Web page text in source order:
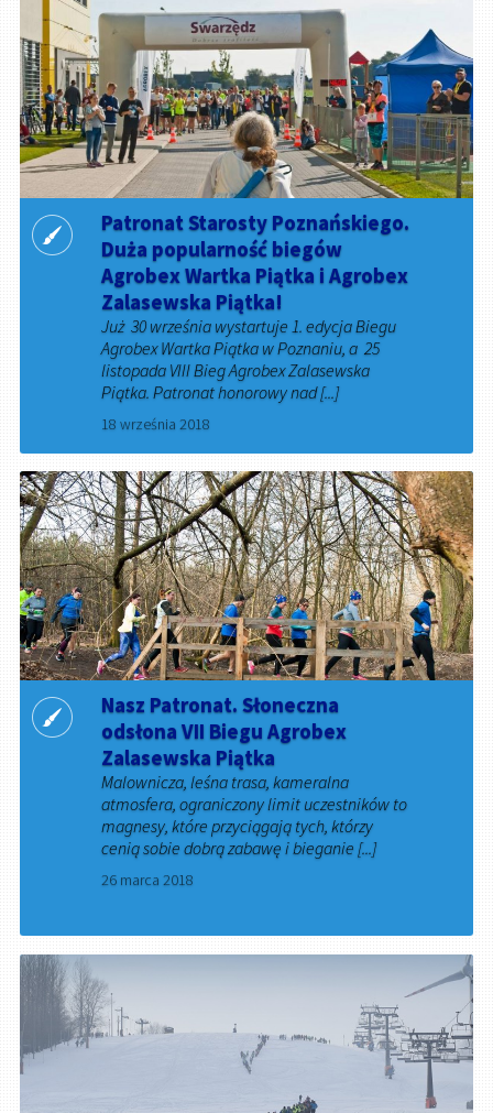
Patronat Starosty Poznańskiego.
Duża popularność biegów
Agrobex Wartka Piątka i Agrobex
Zalasewska Piątka!
Już 30 września wystartuje 1. edycja Biegu
Agrobex Wartka Piątka w Poznaniu, a 25
listopada VIII Bieg Agrobex Zalasewska
Piątka. Patronat honorowy nad [...]
18 września 2018
Nasz Patronat. Słoneczna
odsłona VII Biegu Agrobex
Zalasewska Piątka
Malownicza, leśna trasa, kameralna
atmosfera, ograniczony limit uczestników to
magnesy, które przyciągają tych, którzy
cenią sobie dobrą zabawę i bieganie [...]
26 marca 2018